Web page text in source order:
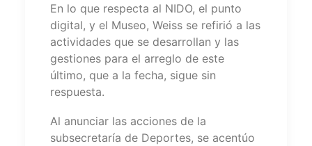
En lo que respecta al NIDO, el punto
digital, y el Museo, Weiss se refirió a las
actividades que se desarrollan y las
gestiones para el arreglo de este
último, que a la fecha, sigue sin
respuesta.
Al anunciar las acciones de la
subsecretaría de Deportes, se acentúo